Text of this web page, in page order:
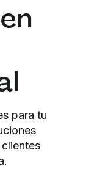
para tu